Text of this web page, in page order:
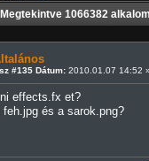
1066382
#135 Dátum:2010.01.07 14:52
effects.fx et?
és a sarok.png?